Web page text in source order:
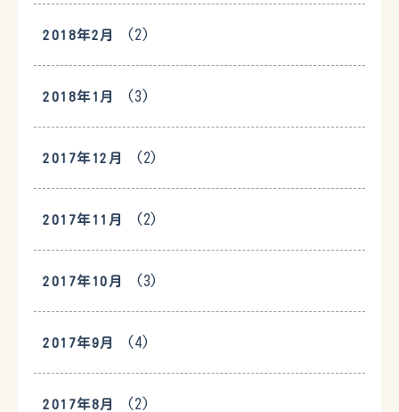
2018年2月 (2)
2018年1月 (3)
2017年12月 (2)
2017年11月 (2)
2017年10月 (3)
2017年9月 (4)
2017年8月 (2)